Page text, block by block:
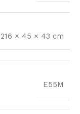
216 × 45 × 43 cm
E55M